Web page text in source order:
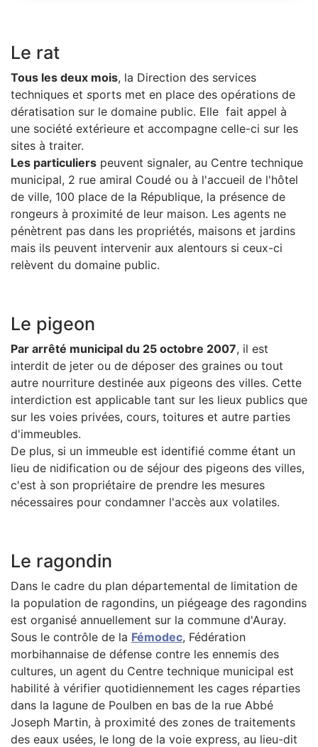
Le rat
Tous les deux mois, la Direction des services
techniques et sports met en place des opérations de
dératisation sur le domaine public. Elle fait appel à
une société extérieure et accompagne celle-ci sur les
sites à traiter.
Les particuliers peuvent signaler, au Centre technique
municipal, 2 rue amiral Coudé ou à l'accueil de l'hôtel
de ville, 100 place de la République, la présence de
rongeurs à proximité de leur maison. Les agents ne
pénètrent pas dans les propriétés, maisons et jardins
mais ils peuvent intervenir aux alentours si ceux-ci
relèvent du domaine public.
Le pigeon
Par arrêté municipal du 25 octobre 2007, il est
interdit de jeter ou de déposer des graines ou tout
autre nourriture destinée aux pigeons des villes. Cette
interdiction est applicable tant sur les lieux publics que
sur les voies privées, cours, toitures et autre parties
d'immeubles.
De plus, si un immeuble est identifié comme étant un
lieu de nidification ou de séjour des pigeons des villes,
c'est à son propriétaire de prendre les mesures
nécessaires pour condamner l'accès aux volatiles.
Le ragondin
Dans le cadre du plan départemental de limitation de
la population de ragondins, un piégeage des ragondins
est organisé annuellement sur la commune d'Auray.
Sous le contrôle de la Fémodec, Fédération
morbihannaise de défense contre les ennemis des
cultures, un agent du Centre technique municipal est
habilité à vérifier quotidiennement les cages réparties
dans la lagune de Poulben en bas de la rue Abbé
Joseph Martin, à proximité des zones de traitements
des eaux usées, le long de la voie express, au lieu-dit